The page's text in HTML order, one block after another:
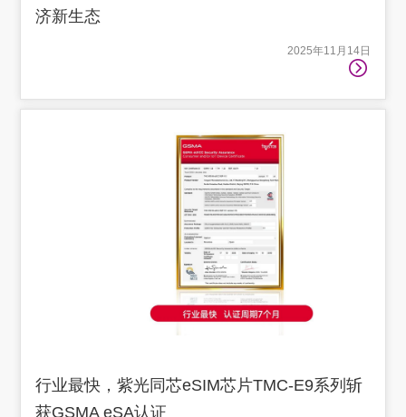
济新生态
2025年11月14日
行业最快，紫光同芯eSIM芯片TMC-E9系列斩
获GSMA eSA认证